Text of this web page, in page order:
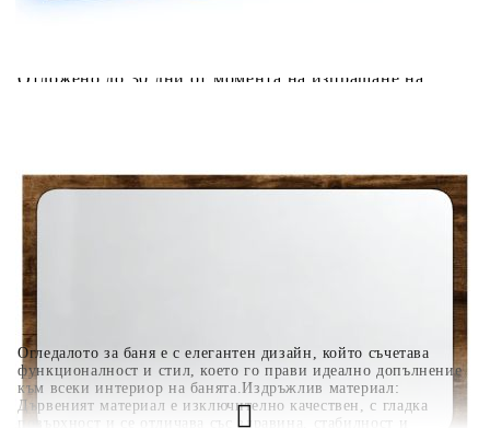
Огледалото за баня е с елегантен дизайн, който съчетава
функционалност и стил, което го прави идеално допълнение
към всеки интериор на банята.Издръжлив материал:
Дървеният материал е изключително качествен, с гладка
повърхност и се отличава със здравина, стабилност и
Отложено до 30 дни от момента на изпращане на
разделя на 3 равни месечни вноски без оскъпяване. За
покупки на стойност до 1000 лв. / €511.31
Плащане на 6 вноски. Стойността на поръчката се
разпределя в 6 равни месечни вноски с оскъпяване. За
покупки на стойност до 2000 лв. / €1022.61